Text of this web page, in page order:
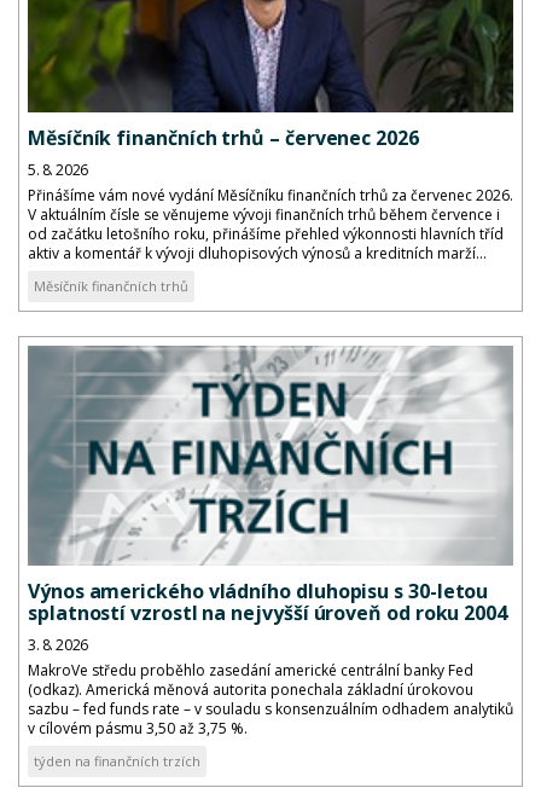
Měsíčník finančních trhů – červenec 2026
5. 8. 2026
Přinášíme vám nové vydání Měsíčníku finančních trhů za červenec 2026.
V aktuálním čísle se věnujeme vývoji finančních trhů během července i
od začátku letošního roku, přinášíme přehled výkonnosti hlavních tříd
aktiv a komentář k vývoji dluhopisových výnosů a kreditních marží...
Měsíčník finančních trhů
Výnos amerického vládního dluhopisu s 30-letou
splatností vzrostl na nejvyšší úroveň od roku 2004
3. 8. 2026
MakroVe středu proběhlo zasedání americké centrální banky Fed
(odkaz). Americká měnová autorita ponechala základní úrokovou
sazbu – fed funds rate – v souladu s konsenzuálním odhadem analytiků
v cílovém pásmu 3,50 až 3,75 %.
týden na finančních trzích